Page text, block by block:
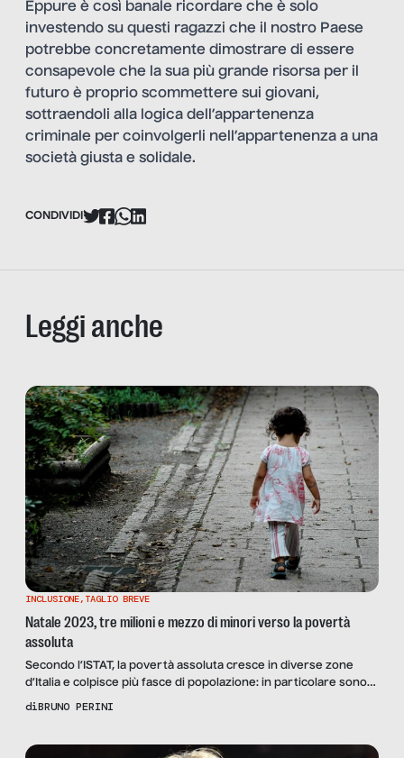
Eppure è così banale ricordare che è solo
investendo su questi ragazzi che il nostro Paese
potrebbe concretamente dimostrare di essere
consapevole che la sua più grande risorsa per il
futuro è proprio scommettere sui giovani,
sottraendoli alla logica dell’appartenenza
criminale per coinvolgerli nell’appartenenza a una
società giusta e solidale.
CONDIVIDI
Leggi anche
INCLUSIONE,TAGLIO BREVE
Natale 2023, tre milioni e mezzo di minori verso la povertà
assoluta
Secondo l’ISTAT, la povertà assoluta cresce in diverse zone
d’Italia e colpisce più fasce di popolazione: in particolare sono
penalizzati il Sud e le famiglie con stranieri, per i quali
diBRUNO PERINI